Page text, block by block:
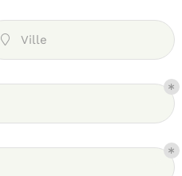
 Ville